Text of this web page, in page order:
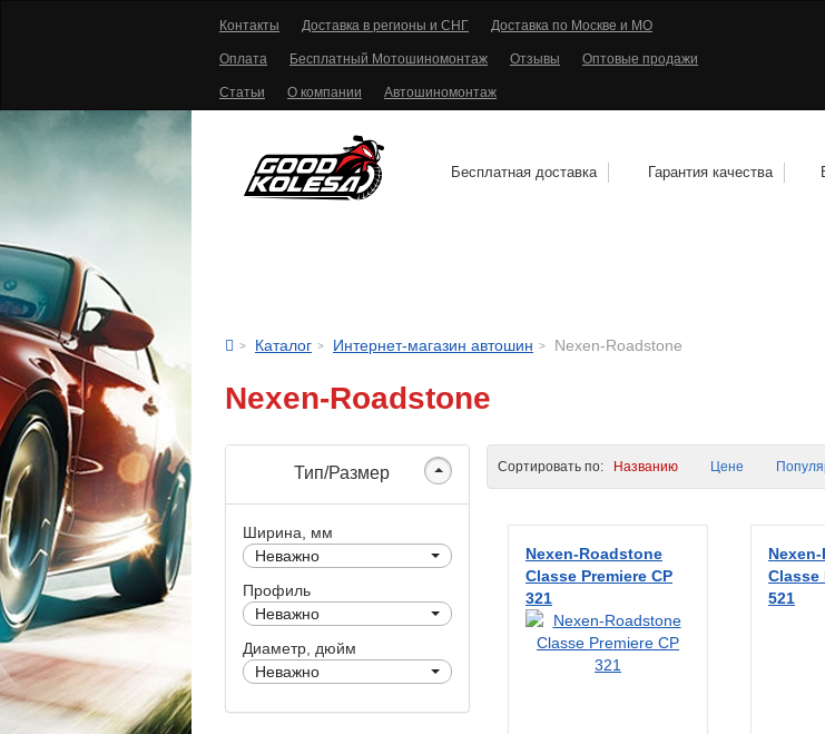
Контакты Доставка в регионы и СНГ Доставка по Москве и МО
Оплата Бесплатный Мотошиномонтаж Отзывы Оптовые продажи
Статьи О компании Автошиномонтаж
Бесплатная доставка Гарантия качества
Каталог Интернет-магазин автошин Nexen-Roadstone
Nexen-Roadstone
Тип/Размер
Ширина, мм
Неважно
Профиль
Неважно
Диаметр, дюйм
Неважно
Сортировать по: Названию Цене
Nexen-Roadstone
Classe Premiere CP
321
Classe
521